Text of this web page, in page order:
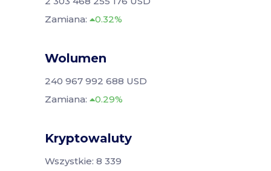
Zamiana:
0.32%
Wolumen
240 967 992 688 USD
Zamiana:
0.29%
Kryptowaluty
Wszystkie: 8 339